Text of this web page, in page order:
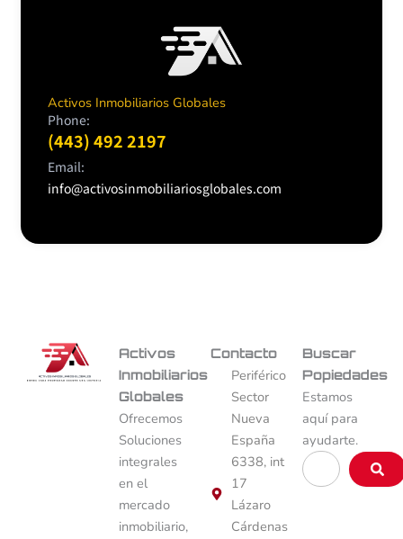
Activos Inmobiliarios Globales
Phone:
(443) 492 2197
Email:
info@activosinmobiliariosglobales.com
Activos
Inmobiliarios
Globales
Ofrecemos
Soluciones
integrales
en el
mercado
inmobiliario,
Contacto
Periférico
Sector
Nueva
España
6338, int
17
Lázaro
Cárdenas
Buscar
Popiedades
Estamos
aquí para
ayudarte.
Buscar
…